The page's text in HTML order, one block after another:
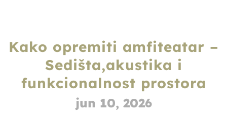
Kako opremiti amfiteatar –
Sedišta,akustika i
funkcionalnost prostora
jun 10, 2026